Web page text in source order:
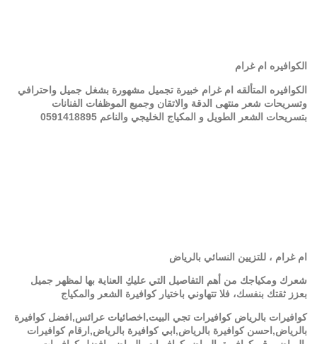
الكوافيره ام غرام
الكوافيره المتألقه ام غرام خبيرة تجميل مشهورة بشغل جميل واحترافي
وتسريحات شعر منتهى الدقة والاتقان وجميع الموظفات الفنانات
بتسريحات الشعر الطويل و المكياج الخليجي والناعم 0591418895
ام غرام ، للتزيين النسائي بالرياض
شعرك ومكياجك من أهم التفاصيل التي عليكِ العناية بها لمظهر جميل
بعزز ثقتك بنفسك، فلا تتهاوني باختيار كوافيرة الشعر والمكياج
كوافيرات بالرياض كوافيرات تجي البيت,اخصائيات عرائس,افضل كوافيرة
بالرياض,احسن كوافيرة بالرياض,ابي كوافيرة بالرياض,ارقام كوافيرات